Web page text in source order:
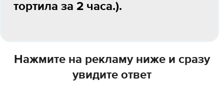
тортила за 2 часа.).
Нажмите на рекламу ниже и сразу
увидите ответ